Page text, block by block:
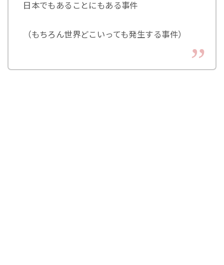
日本でもあることにもある事件
（もちろん世界どこいっても発生する事件）